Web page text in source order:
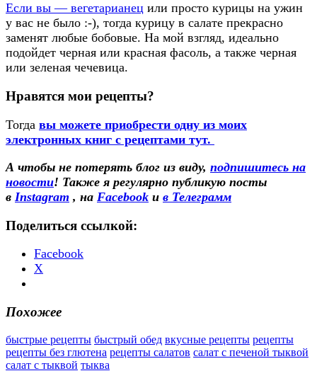
Если вы — вегетарианец или просто курицы на ужин
у вас не было :-), тогда курицу в салате прекрасно
заменят любые бобовые. На мой взгляд, идеально
подойдет черная или красная фасоль, а также черная
или зеленая чечевица.
Нравятся мои рецепты?
Тогда вы можете приобрести одну из моих
электронных книг с рецептами тут.
А чтобы не потерять блог из виду, подпишитесь на
новости! Также я регулярно публикую посты
в Instagram , на Facebook и в Телеграмм
Поделиться ссылкой:
Facebook
X
Похожее
быстрые рецепты быстрый обед вкусные рецепты рецепты
рецепты без глютена рецепты салатов салат с печеной тыквой
салат с тыквой тыква